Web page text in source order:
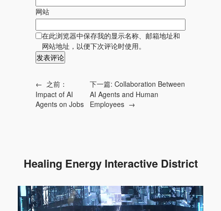
网站
在此浏览器中保存我的显示名称、邮箱地址和
网站地址，以便下次评论时使用。
← 之前：
Impact of AI
Agents on Jobs
下一篇:Collaboration Between
AI Agents and Human
Employees →
Healing Energy Interactive District